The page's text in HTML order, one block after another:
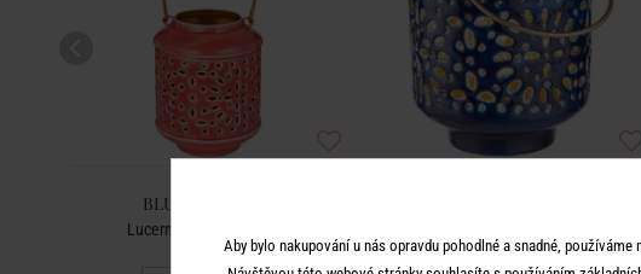
BLUE MAROCCO
Lucerna 13 cm - červená
Aby bylo nakupování u nás opravdu pohodlné a snadné,